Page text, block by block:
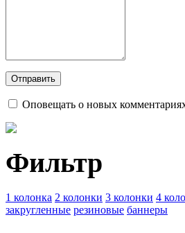
Оповещать о новых
Фильтр
1 колонка 2 колонки 3 колонки 4
закругленные резиновые баннеры